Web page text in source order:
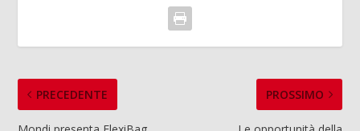
PRECEDENTE PROSSIMO